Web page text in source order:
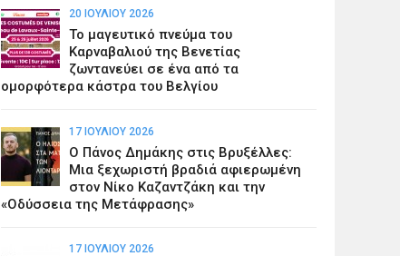
20 ΙΟΥΛΊΟΥ 2026
Το μαγευτικό πνεύμα του
Καρναβαλιού της Βενετίας
ζωντανεύει σε ένα από τα
ομορφότερα κάστρα του Βελγίου
17 ΙΟΥΛΊΟΥ 2026
Ο Πάνος Δημάκης στις Βρυξέλλες:
Μια ξεχωριστή βραδιά αφιερωμένη
στον Νίκο Καζαντζάκη και την
«Οδύσσεια της Μετάφρασης»
17 ΙΟΥΛΊΟΥ 2026